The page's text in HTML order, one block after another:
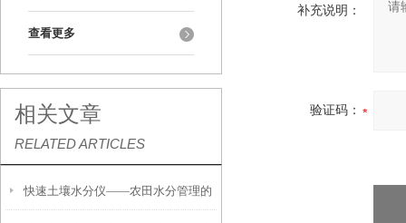
查看更多
相关文章
RELATED ARTICLES
快速土壤水分仪——农田水分管理的
补充说明：
验证码：